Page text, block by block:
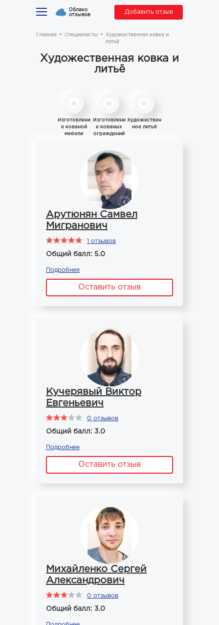
Облако
отзывов Добавить отзыв
Главная Специалисты
Художественная ковка и
литьё
Художественная ковка и
литьё
Изготовлени
е кованой
мебели
Изготовлени
е кованых
ограждений
Художествен
ное литьё
Арутюнян Самвел
Мигранович
1 отзывов
Общий балл: 5.0
Подробнее
Оставить отзыв
Кучерявый Виктор
Евгеньевич
0 отзывов
Общий балл: 3.0
Подробнее
Оставить отзыв
Михайленко Сергей
Александрович
0 отзывов
Общий балл: 3.0